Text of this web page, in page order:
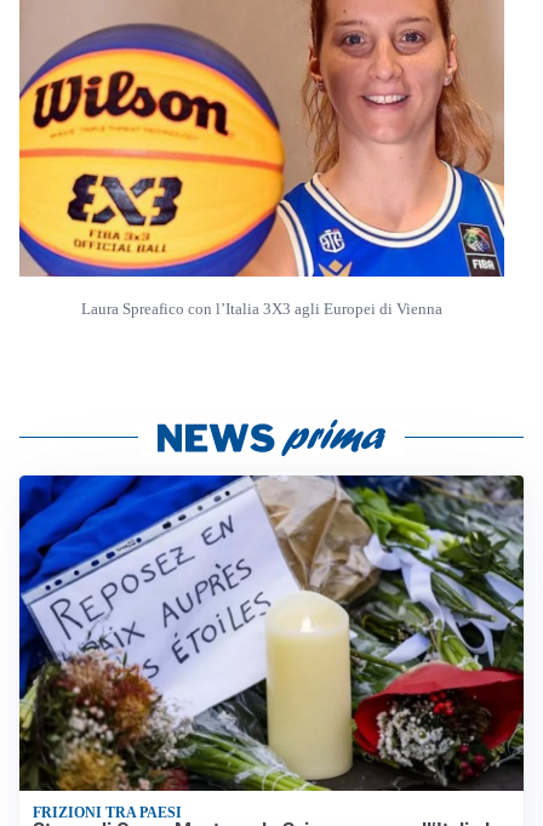
Laura Spreafico con l’Italia 3X3 agli Europei di Vienna
FRIZIONI TRA PAESI